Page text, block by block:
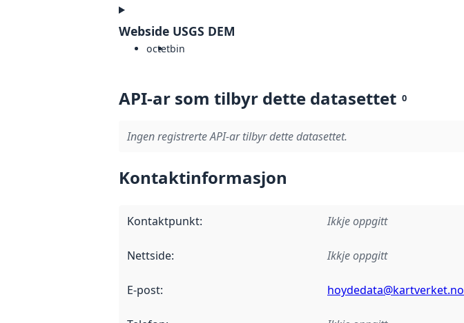
Webside USGS DEM
octetbin
API-ar som tilbyr dette datasettet 0
Ingen registrerte API-ar tilbyr dette datasettet.
Kontaktinformasjon
Kontaktpunkt: Ikkje oppgitt
Nettside: Ikkje oppgitt
E-post: hoydedata@kartverket.no